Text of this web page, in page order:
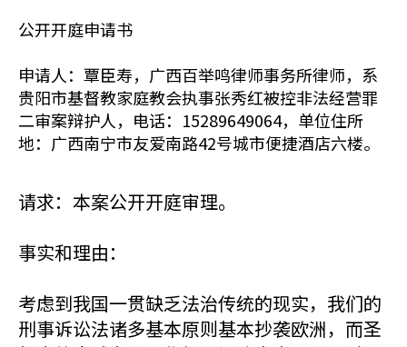
公开开庭申请书
申请人：覃臣寿，广西百举鸣律师事务所律师，系
贵阳市基督教家庭教会执事张秀红被控非法经营罪
二审案辩护人，电话：15289649064，单位住所
地：广西南宁市友爱南路42号城市便捷酒店六楼。
请求：本案公开开庭审理。
事实和理由：
考虑到我国一贯缺乏法治传统的现实，我们的
刑事诉讼法诸多基本原则基本抄袭欧洲，而圣